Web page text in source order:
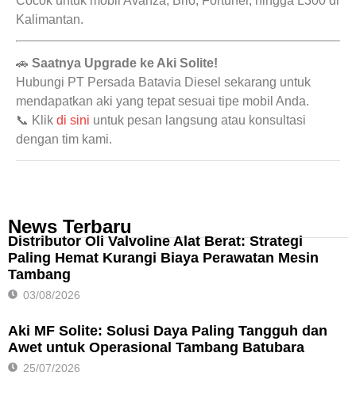
Kalimantan.
🚗 Saatnya Upgrade ke Aki Solite!
Hubungi PT Persada Batavia Diesel sekarang untuk
mendapatkan aki yang tepat sesuai tipe mobil Anda.
📞 Klik di sini untuk pesan langsung atau konsultasi
dengan tim kami.
News Terbaru
Distributor Oli Valvoline Alat Berat: Strategi
Paling Hemat Kurangi Biaya Perawatan Mesin
Tambang
03/08/2026
Aki MF Solite: Solusi Daya Paling Tangguh dan
Awet untuk Operasional Tambang Batubara
25/07/2026